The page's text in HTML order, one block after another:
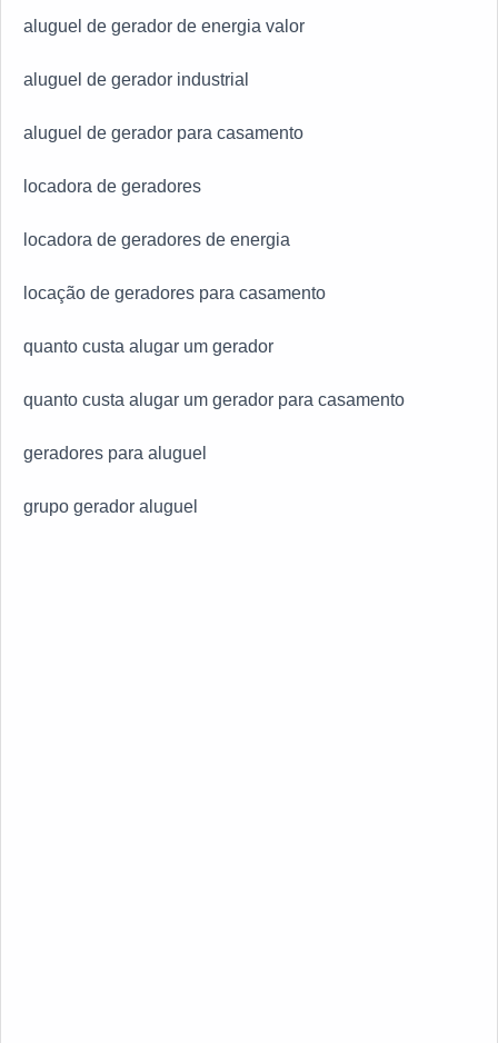
aluguel de gerador de energia valor
aluguel de gerador industrial
aluguel de gerador para casamento
locadora de geradores
locadora de geradores de energia
locação de geradores para casamento
quanto custa alugar um gerador
quanto custa alugar um gerador para casamento
geradores para aluguel
grupo gerador aluguel